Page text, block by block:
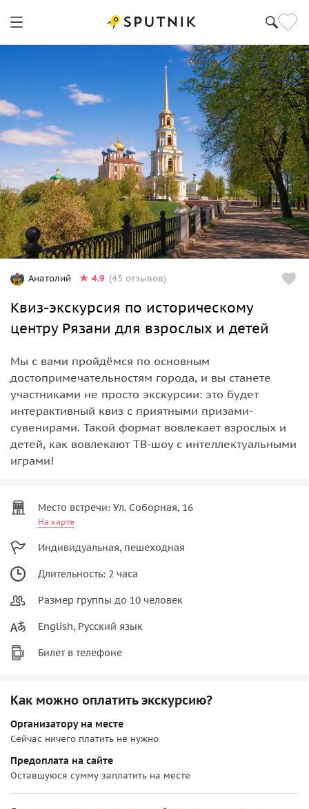
Анатолий 4.9 (45 отзывов)
Квиз-экскурсия по историческому
центру Рязани для взрослых и детей
Мы с вами пройдёмся по основным
достопримечательностям города, и вы станете
участниками не просто экскурсии: это будет
интерактивный квиз с приятными призами-
сувенирами. Такой формат вовлекает взрослых и
детей, как вовлекают ТВ-шоу с интеллектуальными
играми!
Место встречи: Ул. Соборная, 16
На карте
Индивидуальная, пешеходная
Длительность: 2 часа
Размер группы до 10 человек
English, Русский язык
Билет в телефоне
Как можно оплатить экскурсию?
Организатору на месте
Сейчас ничего платить не нужно
Предоплата на сайте
Оставшуюся сумму заплатить на месте